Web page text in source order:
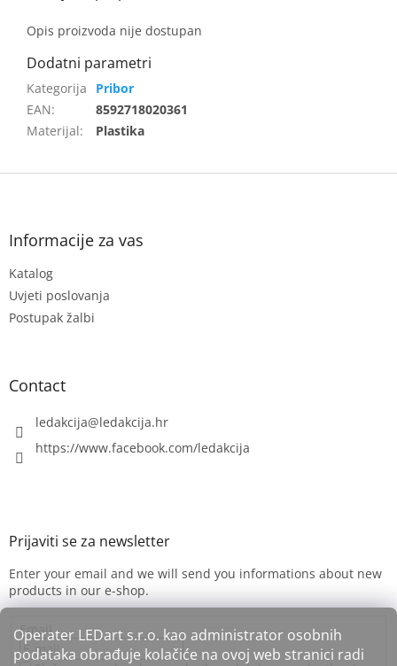
Operater LEDart s.r.o. kao administrator osobnih
podataka obrađuje kolačiće na ovoj web stranici radi
Opis proizvoda nije dostupan
Pribor
EAN:
8592718020361
Materijal: Plastika
F
Informacije za vas
Katalog
Uvjeti poslovanja
Postupak žalbi
Contact
ledakcija@ledakcija.hr
https://www.facebook.com/ledakcija
Enter your email and we will send you informations about new
products in our e-shop.
Email